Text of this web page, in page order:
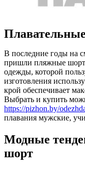
В последние годы на
пришли пляжные
одежды, которой
изготовления
крой обеспечивает
Выбрать и купить
https://pizhon.by/
плавания мужские,
Модные
шорт